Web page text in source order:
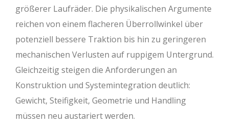
größerer Laufräder. Die physikalischen Argumente
reichen von einem flacheren Überrollwinkel über
potenziell bessere Traktion bis hin zu geringeren
mechanischen Verlusten auf ruppigem Untergrund.
Gleichzeitig steigen die Anforderungen an
Konstruktion und Systemintegration deutlich:
Gewicht, Steifigkeit, Geometrie und Handling
müssen neu austariert werden.